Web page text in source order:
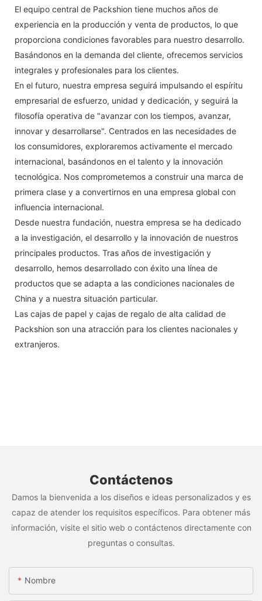
El equipo central de Packshion tiene muchos años de
experiencia en la producción y venta de productos, lo que
proporciona condiciones favorables para nuestro desarrollo.
Basándonos en la demanda del cliente, ofrecemos servicios
integrales y profesionales para los clientes.
En el futuro, nuestra empresa seguirá impulsando el espíritu
empresarial de esfuerzo, unidad y dedicación, y seguirá la
filosofía operativa de "avanzar con los tiempos, avanzar,
innovar y desarrollarse". Centrados en las necesidades de
los consumidores, exploraremos activamente el mercado
internacional, basándonos en el talento y la innovación
tecnológica. Nos comprometemos a construir una marca de
primera clase y a convertirnos en una empresa global con
influencia internacional.
Desde nuestra fundación, nuestra empresa se ha dedicado
a la investigación, el desarrollo y la innovación de nuestros
principales productos. Tras años de investigación y
desarrollo, hemos desarrollado con éxito una línea de
productos que se adapta a las condiciones nacionales de
China y a nuestra situación particular.
Las cajas de papel y cajas de regalo de alta calidad de
Packshion son una atracción para los clientes nacionales y
extranjeros.
Contáctenos
Damos la bienvenida a los diseños e ideas personalizados y es
capaz de atender los requisitos específicos. Para obtener más
información, visite el sitio web o contáctenos directamente con
preguntas o consultas.
Nombre